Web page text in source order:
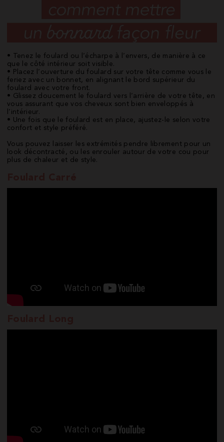
• Tenez le foulard ou l’écharpe à l’envers, de manière à ce
que le côté intérieur soit visible.
• Placez l’ouverture du foulard sur votre tête comme vous le
feriez avec un bonnet, en alignant le bord supérieur du
foulard avec votre front.
• Glissez doucement le foulard vers l’arrière de votre tête, en
vous assurant que vos cheveux sont bien enveloppés à
l’intérieur.
• Une fois que le foulard est en place, ajustez-le selon votre
confort et style préféré.
Vous pouvez laisser les extrémités pendre librement pour un
look décontracté, ou les enrouler autour de votre cou pour
plus de chaleur et de style.